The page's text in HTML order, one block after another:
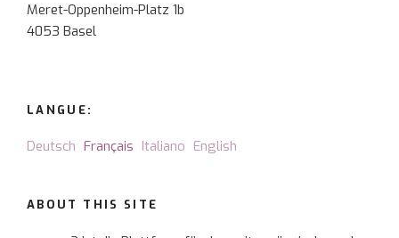
Meret-Oppenheim-Platz 1b
4053 Basel
LANGUE:
Deutsch Français Italiano English
ABOUT THIS SITE